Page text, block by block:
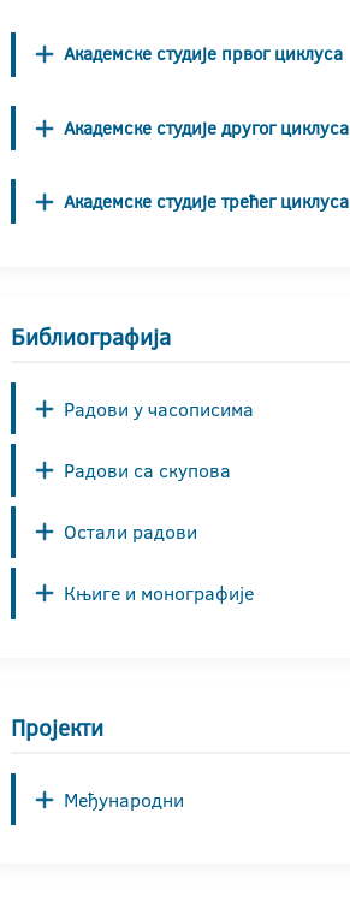
Академске студије првог циклуса
Академске студије другог циклуса
Академске студије трећег циклуса
Библиографија
Радови у часописима
Радови са скупова
Остали радови
Књиге и монографије
Пројекти
Међународни